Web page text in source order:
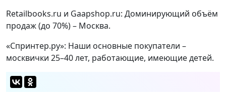
Retailbooks.ru и Gaapshop.ru: Доминирующий объём
продаж (до 70%) – Москва.
«Спринтер.ру»: Наши основные покупатели –
москвички 25–40 лет, работающие, имеющие детей.